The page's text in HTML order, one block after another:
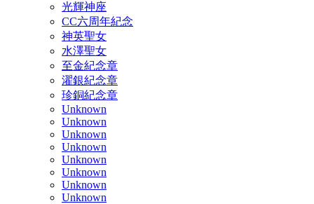
光輝神座
CC六周年紀念
神英聖女
水澤聖女
至金紀念章
濯銀紀念章
珍銅紀念章
Unknown
Unknown
Unknown
Unknown
Unknown
Unknown
Unknown
Unknown